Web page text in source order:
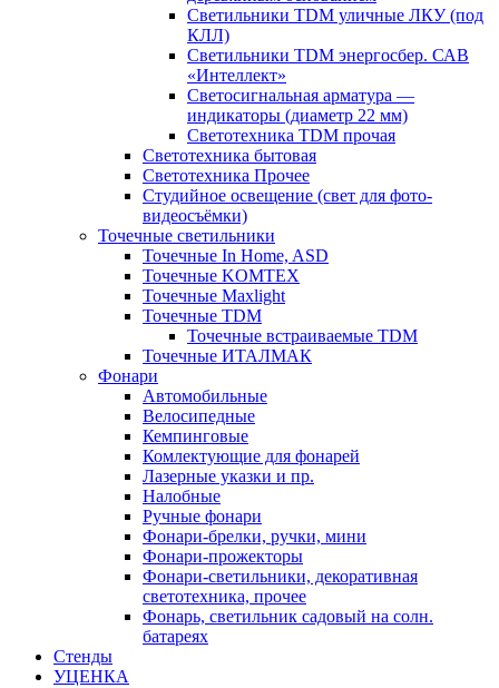
Светильники TDM уличные ЛКУ (под
КЛЛ)
Светильники TDM энергосбер. САВ
«Интеллект»
Светосигнальная арматура —
индикаторы (диаметр 22 мм)
Светотехника TDM прочая
Светотехника бытовая
Светотехника Прочее
Студийное освещение (свет для фото-
видеосъёмки)
Точечные светильники
Точечные In Home, ASD
Точечные KOMTEX
Точечные Maxlight
Точечные TDM
Точечные встраиваемые TDM
Точечные ИТАЛМАК
Фонари
Автомобильные
Велосипедные
Кемпинговые
Комлектующие для фонарей
Лазерные указки и пр.
Налобные
Ручные фонари
Фонари-брелки, ручки, мини
Фонари-прожекторы
Фонари-светильники, декоративная
светотехника, прочее
Фонарь, светильник садовый на солн.
батареях
Стенды
УЦЕНКА